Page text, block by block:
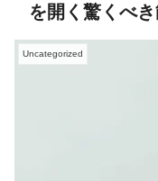
を開く驚くべ
Uncategorized